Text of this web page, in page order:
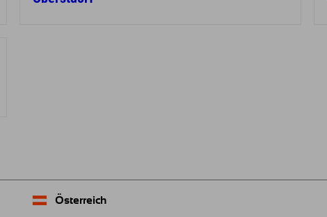
Österreich